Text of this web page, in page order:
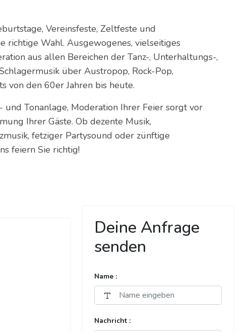
Vereinsfeste, Zeltfeste und
richtige Wahl. Ausgewogenes, vielseitiges
aus allen Bereichen der Tanz-, Unterhaltungs-,
über Austropop, Rock-Pop,
von den 60er Jahren bis heute.
und Tonanlage, Moderation Ihrer Feier sorgt vor
Ihrer Gäste. Ob dezente Musik,
fetziger Partysound oder zünftige
feiern Sie richtig!
Deine Anfrage
senden
Name :
Nachricht :